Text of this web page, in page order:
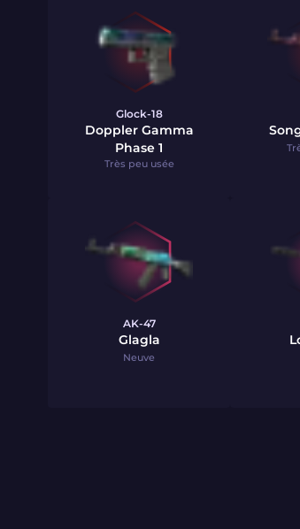
Glock-18
Doppler Gamma
Phase 1
Très peu usée
AK-47
Glagla
Neuve